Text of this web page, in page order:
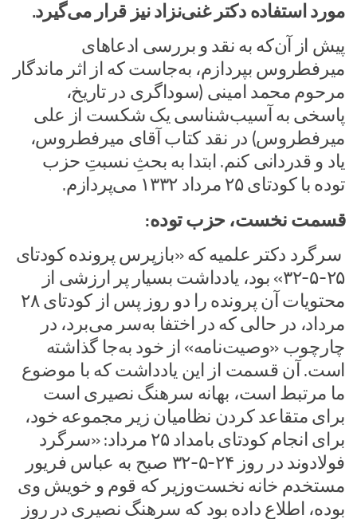
مورد استفاده دکتر غنی‌نزاد نیز قرار می‌گیرد.
پیش از آن‌که به نقد و بررسی ادعاهای
میرفطروس بپردازم، به‌جاست که از اثر ماندگار
مرحوم محمد امینی (سوداگری در تاریخ،
پاسخی به آسیب‌شناسی یک شکست از علی
میرفطروس) در نقد کتاب آقای میرفطروس،
یاد و قدردانی کنم. ابتدا به بحثِ نسبتِ حزب
توده با کودتای ۲۵ مرداد ۱۳۳۲ می‌پردازم.
قسمت نخست، حزب توده:
سرگرد دکتر علمیه که «بازپرس پرونده کودتای
۲۵-۵-۳۲» بود، یادداشت بسیار پر ارزشی از
محتویات آن پرونده را دو روز پس از کودتای ۲۸
مرداد، در حالی که در اختفا به‌سر می‌برد، در
چارچوب «وصیت‌نامه» از خود به‌جا گذاشته
است. آن قسمت از این یادداشت که با موضوع
ما مرتبط است، بهانه سرهنگ نصیری است
برای متقاعد کردن نظامیان زیر مجموعه خود،
برای انجام کودتای بامداد ۲۵ مرداد: «سرگرد
فولادوند در روز ۲۴-۵-۳۲ صبح به عباس فریور
مستخدم خانه نخست‌وزیر که قوم و خویش وی
بوده، اطلاع داده بود که سرهنگ نصیری در روز